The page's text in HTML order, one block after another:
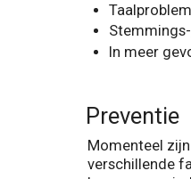
In meer
Preventie
Momenteel
verschillende